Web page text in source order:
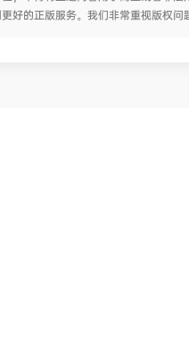
好的正版服务。我们非常重视版权问